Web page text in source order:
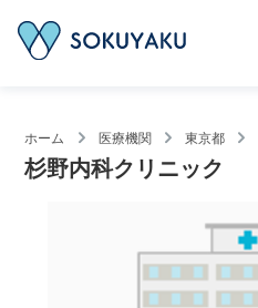
ホーム 医療機関 東京都
杉野内科クリニック